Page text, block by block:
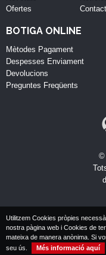
Ofertes
BOTIGA ONLINE
Mètodes Pagament
Despesses Enviament
Devolucions
Preguntes Freqüents
©
Utilitzem Cookies pròpies
nostra pàgina web i Cookies de
mateixa de manera anònima. Si
seu ús.
Més informació aquí